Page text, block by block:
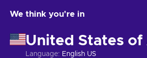
Seus dados pessoais também podem ser
Ao clicar em "Aceitar todos", você
dessas tecnologias pela Eneba e seus
ajustar seu consentimento clicando em
We think you're in
United States of
Language: English US